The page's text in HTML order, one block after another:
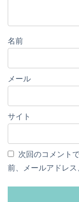
名前
メール
サイト
次回のコメント
前、メールアドレス